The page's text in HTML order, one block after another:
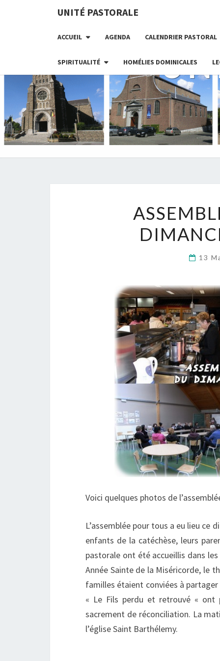
UNITÉ PASTORALE
ACCUEIL AGENDA CALENDRIER PASTORAL
SPIRITUALITÉ HOMÉLIES DOMINICALES
13
Voici quelques photos de
L’assemblée pour tous a eu lieu ce
enfants de la catéchèse, leurs
pastorale ont été accueillis dans
Année Sainte de la Miséricorde, le
familles étaient conviées à
« Le Fils perdu et retrouvé « ont
sacrement de réconciliation. La
l’église Saint Barthélemy.